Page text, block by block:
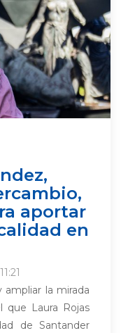
aportar
en
la mirada
que Laura Rojas
de Santander